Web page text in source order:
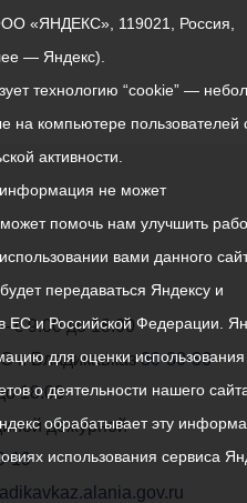
с 9.00 до 18.00
г. Владикавказ30-30-30
18:00
дежурной
19
«ЯНДЕКС», 119021, Россия,
— Яндекс).
технологию “cookie” —
компьютере пользователей
активности.
не может
помочь нам улучшить
вами данного
передаваться Яндексу и
ЕС и Российской Федерации.
для оценки
о деятельности нашего
обрабатывает эту
использования сервиса